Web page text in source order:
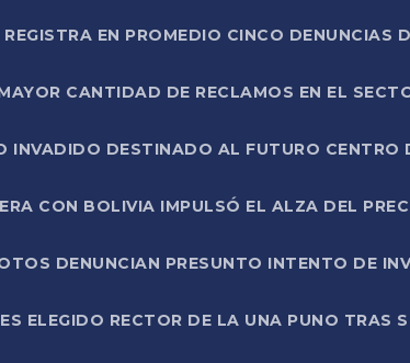
EN PROMEDIO CINCO DENUNCIAS
CANTIDAD DE RECLAMOS EN EL
INVADIDO DESTINADO AL FUTURO CENTRO
CON BOLIVIA IMPULSÓ EL ALZA DEL
DENUNCIAN PRESUNTO INTENTO DE
ELEGIDO RECTOR DE LA UNA PUNO TRAS